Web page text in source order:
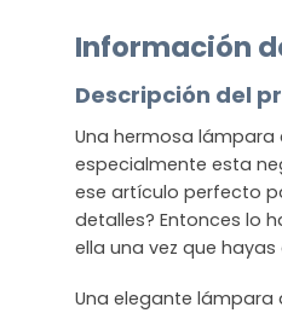
Información
Descripción del
Una hermosa
especialmente esta
ese artículo perfecto
detalles? Entonces lo
ella una vez que
Una elegante